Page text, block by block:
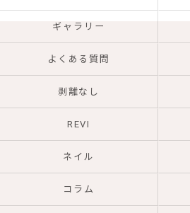
ギャラリー
よくある質問
剥離なし
REVI
ネイル
コラム